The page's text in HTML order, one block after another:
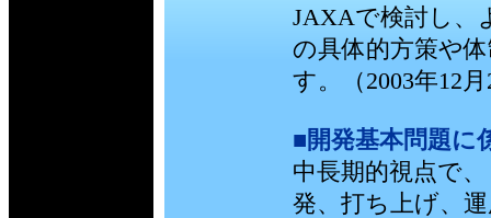
JAXAで検討し、
の具体的方策や
す。（2003年12
■開発基本問題に
中長期的視点で
発、打ち上げ、